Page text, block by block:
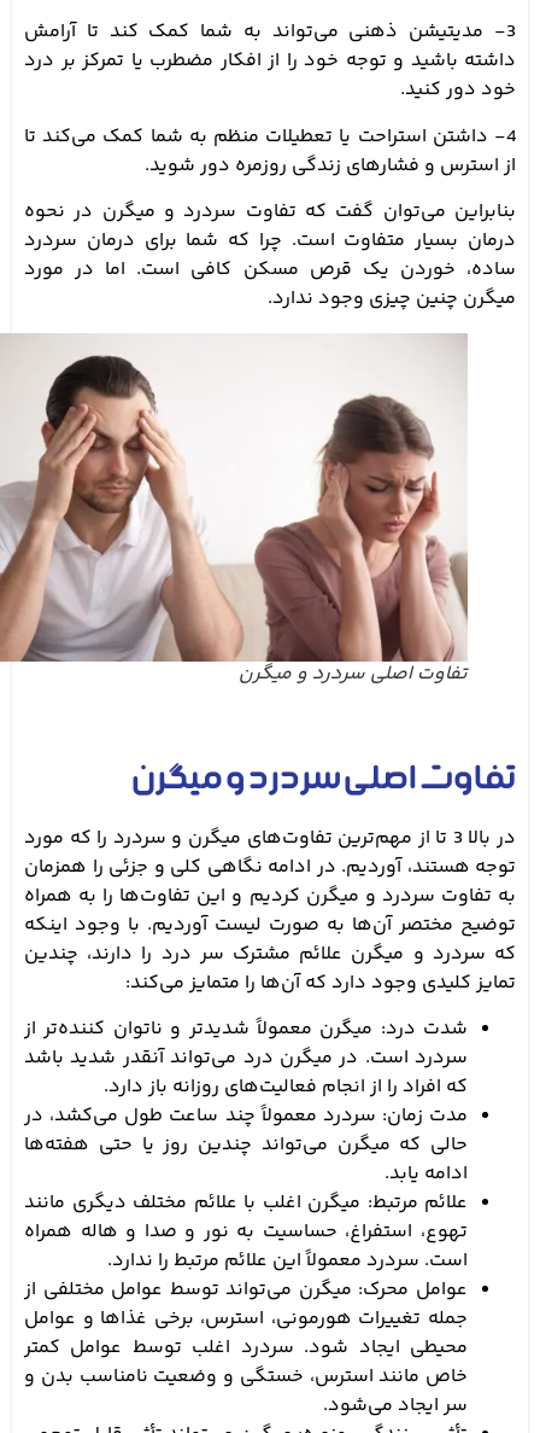
3- مدیتیشن ذهنی می‌تواند به شما کمک کند تا آرامش
داشته باشید و توجه خود را از افکار مضطرب یا تمرکز بر درد
خود دور کنید.
4- داشتن استراحت یا تعطیلات منظم به شما کمک می‌کند تا
از استرس و فشارهای زندگی روزمره دور شوید.
بنابراین می‌توان گفت که تفاوت سردرد و میگرن در نحوه
درمان بسیار متفاوت است. چرا که شما برای درمان سردرد
ساده، خوردن یک قرص مسکن کافی است. اما در مورد
میگرن چنین چیزی وجود ندارد.
تفاوت اصلی سردرد و میگرن
تفاوت اصلی سردرد و میگرن
در بالا 3 تا از مهم‌ترین تفاوت‌های میگرن و سردرد را که مورد
توجه هستند، آوردیم. در ادامه نگاهی کلی و جزئی را همزمان
به تفاوت سردرد و میگرن کردیم و این تفاوت‌ها را به همراه
توضیح مختصر آن‌ها به صورت لیست آوردیم. با وجود اینکه
که سردرد و میگرن علائم مشترک سر درد را دارند، چندین
تمایز کلیدی وجود دارد که آن‌ها را متمایز می‌کند:
شدت درد: میگرن معمولاً شدیدتر و ناتوان کننده‌تر از
سردرد است. در میگرن درد می‌تواند آنقدر شدید باشد
که افراد را از انجام فعالیت‌های روزانه باز دارد.
مدت زمان: سردرد معمولاً چند ساعت طول می‌کشد، در
حالی که میگرن می‌تواند چندین روز یا حتی هفته‌ها
ادامه یابد.
علائم مرتبط: میگرن اغلب با علائم مختلف دیگری مانند
تهوع، استفراغ، حساسیت به نور و صدا و هاله همراه
است. سردرد معمولاً این علائم مرتبط را ندارد.
عوامل محرک: میگرن می‌تواند توسط عوامل مختلفی از
جمله تغییرات هورمونی، استرس، برخی غذاها و عوامل
محیطی ایجاد شود. سردرد اغلب توسط عوامل کمتر
خاص مانند استرس، خستگی و وضعیت نامناسب بدن و
سر ایجاد می‌شود.